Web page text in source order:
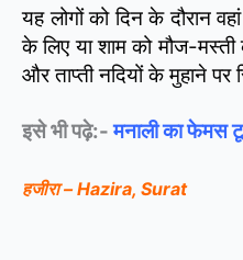
यह लोगों को दिन के दौरान
के लिए या शाम को मौज-
और ताप्ती नदियों के मुहाने पर
इसे भी पढ़े:-मनाली का फेमस
हजीरा – Hazira, Surat